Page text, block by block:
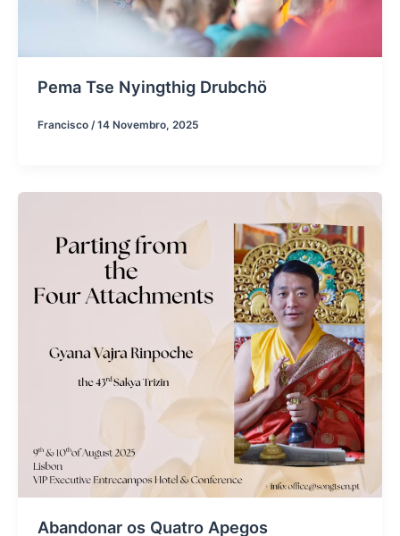
Pema Tse Nyingthig Drubchö
Francisco /14 Novembro, 2025
Abandonar os Quatro Apegos